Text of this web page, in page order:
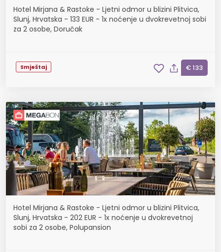
Hotel Mirjana & Rastoke - Ljetni odmor u blizini Plitvica,
Slunj, Hrvatska - 133 EUR - 1x noćenje u dvokrevetnoj sobi
za 2 osobe, Doručak
Smještaj € 133
Hotel Mirjana & Rastoke - Ljetni odmor u blizini Plitvica,
Slunj, Hrvatska - 202 EUR - 1x noćenje u dvokrevetnoj
sobi za 2 osobe, Polupansion